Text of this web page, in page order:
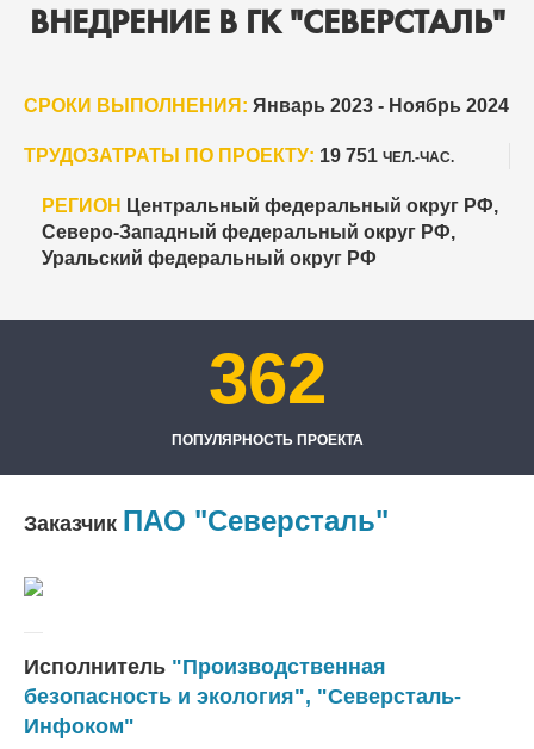
ВНЕДРЕНИЕ В ГК "СЕВЕРСТАЛЬ"
СРОКИ ВЫПОЛНЕНИЯ: Январь 2023 - Ноябрь 2024
ТРУДОЗАТРАТЫ ПО ПРОЕКТУ: 19 751 ЧЕЛ.-ЧАС.
РЕГИОН Центральный федеральный округ РФ,
Северо-Западный федеральный округ РФ,
Уральский федеральный округ РФ
362
ПОПУЛЯРНОСТЬ ПРОЕКТА
Заказчик ПАО "Северсталь"
Исполнитель "Производственная
безопасность и экология", "Северсталь-
Инфоком"